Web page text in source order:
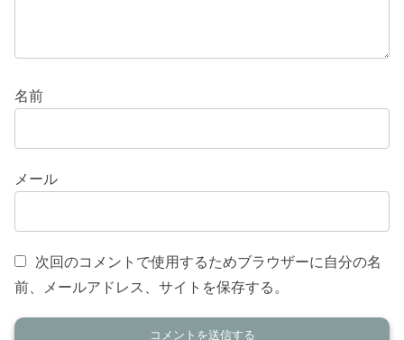
名前
メール
次回のコメントで使用するためブラウザーに自分の名
前、メールアドレス、サイトを保存する。